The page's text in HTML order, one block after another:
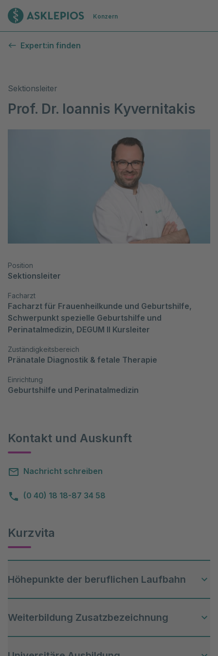
Zur Startseite
Konzern
Expert:in finden
Sektionsleiter
Prof. Dr. Ioannis Kyvernitakis
Position
Sektionsleiter
Facharzt
Facharzt für Frauenheilkunde und Geburtshilfe,
Schwerpunkt spezielle Geburtshilfe und
Perinatalmedizin, DEGUM II Kursleiter
Zuständigkeitsbereich
Pränatale Diagnostik & fetale Therapie
Einrichtung
Geburtshilfe und Perinatalmedizin
Kontakt und Auskunft
Nachricht schreiben
(0 40) 18 18-87 34 58
Kurzvita
Höhepunkte der beruflichen Laufbahn
2015 Habilitation und Privatdozentur
2016 Oberarzt der Frauenklinik,
Bürgerhospital und Clementine
Weiterbildung Zusatzbezeichnung